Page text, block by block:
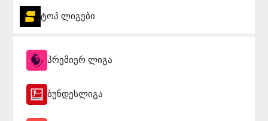
ტოპ ლიგები
პრემიერ ლიგა
ბუნდესლიგა